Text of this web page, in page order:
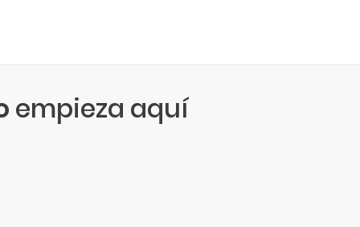
empieza aquí